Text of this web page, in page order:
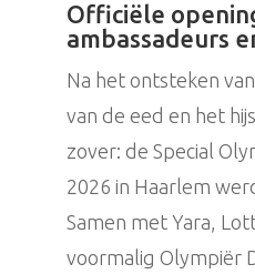
Officiële
ambassadeurs
Na het ontsteken
van de eed en het
zover: de Special
2026 in Haarlem
Samen met Yara,
voormalig Olympiër